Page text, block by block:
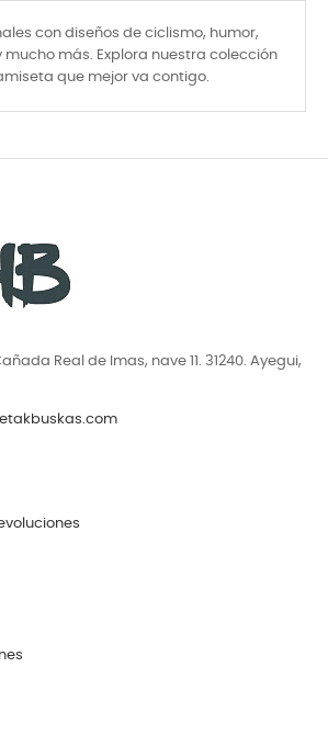
con diseños de ciclismo, humor,
más. Explora nuestra colección
que mejor va contigo.
Real de Imas, nave 11. 31240. Ayegui,